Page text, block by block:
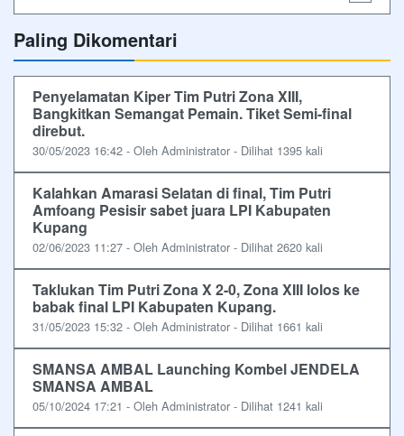
Paling Dikomentari
Penyelamatan Kiper Tim Putri Zona XIII,
Bangkitkan Semangat Pemain. Tiket Semi-final
direbut.
30/05/2023 16:42 - Oleh Administrator - Dilihat 1395 kali
Kalahkan Amarasi Selatan di final, Tim Putri
Amfoang Pesisir sabet juara LPI Kabupaten
Kupang
02/06/2023 11:27 - Oleh Administrator - Dilihat 2620 kali
Taklukan Tim Putri Zona X 2-0, Zona XIII lolos ke
babak final LPI Kabupaten Kupang.
31/05/2023 15:32 - Oleh Administrator - Dilihat 1661 kali
SMANSA AMBAL Launching Kombel JENDELA
SMANSA AMBAL
05/10/2024 17:21 - Oleh Administrator - Dilihat 1241 kali